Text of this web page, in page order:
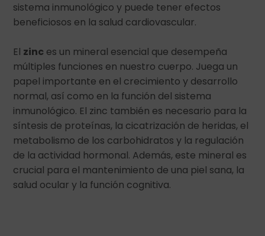
sistema inmunológico y puede tener efectos
beneficiosos en la salud cardiovascular.
El zinc es un mineral esencial que desempeña
múltiples funciones en nuestro cuerpo. Juega un
papel importante en el crecimiento y desarrollo
normal, así como en la función del sistema
inmunológico. El zinc también es necesario para la
síntesis de proteínas, la cicatrización de heridas, el
metabolismo de los carbohidratos y la regulación
de la actividad hormonal. Además, este mineral es
crucial para el mantenimiento de una piel sana, la
salud ocular y la función cognitiva.